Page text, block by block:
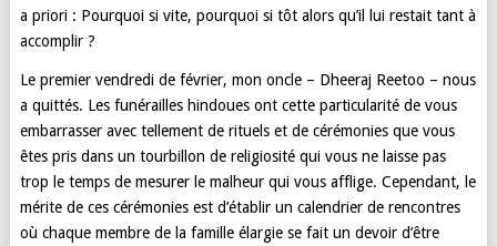
a priori : Pourquoi si vite, pourquoi si tôt alors qu’il lui restait tant à
accomplir ?
Le premier vendredi de février, mon oncle – Dheeraj Reetoo – nous
a quittés. Les funérailles hindoues ont cette particularité de vous
embarrasser avec tellement de rituels et de cérémonies que vous
êtes pris dans un tourbillon de religiosité qui vous ne laisse pas
trop le temps de mesurer le malheur qui vous afflige. Cependant, le
mérite de ces cérémonies est d’établir un calendrier de rencontres
où chaque membre de la famille élargie se fait un devoir d’être